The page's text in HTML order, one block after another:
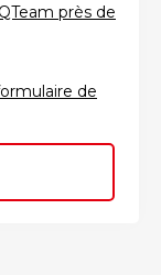
près de
de